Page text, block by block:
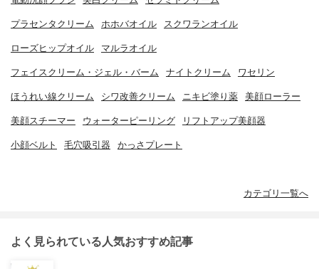
プラセンタクリーム ホホバオイル スクワランオイル
ローズヒップオイル マルラオイル
フェイスクリーム・ジェル・バーム ナイトクリーム ワセリン
ほうれい線クリーム シワ改善クリーム ニキビ塗り薬 美顔ローラー
美顔スチーマー ウォーターピーリング リフトアップ美顔器
小顔ベルト 毛穴吸引器 かっさプレート
カテゴリ一覧へ
よく見られている人気おすすめ記事